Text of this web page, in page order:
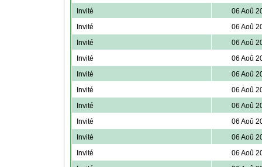
Invité
06 Aoû
Invité
06 Aoû
Invité
06 Aoû
Invité
06 Aoû
Invité
06 Aoû
Invité
06 Aoû
Invité
06 Aoû
Invité
06 Aoû
Invité
06 Aoû
Invité
06 Aoû